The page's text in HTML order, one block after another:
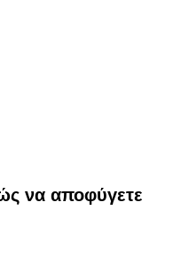
να αποφύγετε